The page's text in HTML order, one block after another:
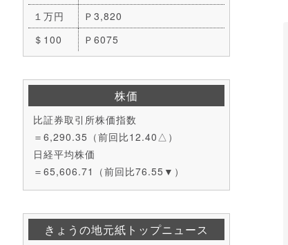
１万円
Ｐ3,820
＄100
Ｐ6075
株価
比証券取引所株価指数
＝6,290.35（前回比12.40△）
日経平均株価
＝65,606.71（前回比76.55▼）
きょうの地元紙トップニュース